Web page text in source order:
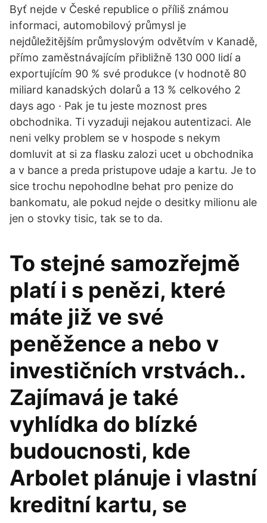
Byť nejde v České republice o příliš známou
informaci, automobilový průmysl je
nejdůležitějším průmyslovým odvětvím v Kanadě,
přímo zaměstnávajícím přibližně 130 000 lidí a
exportujícím 90 % své produkce (v hodnotě 80
miliard kanadských dolarů a 13 % celkového 2
days ago · Pak je tu jeste moznost pres
obchodnika. Ti vyzaduji nejakou autentizaci. Ale
neni velky problem se v hospode s nekym
domluvit at si za flasku zalozi ucet u obchodnika
a v bance a preda pristupove udaje a kartu. Je to
sice trochu nepohodlne behat pro penize do
bankomatu, ale pokud nejde o desitky milionu ale
jen o stovky tisic, tak se to da.
To stejné samozřejmě
platí i s penězi, které
máte již ve své
peněžence a nebo v
investičních vrstvách..
Zajímavá je také
vyhlídka do blízké
budoucnosti, kde
Arbolet plánuje i vlastní
kreditní kartu, se